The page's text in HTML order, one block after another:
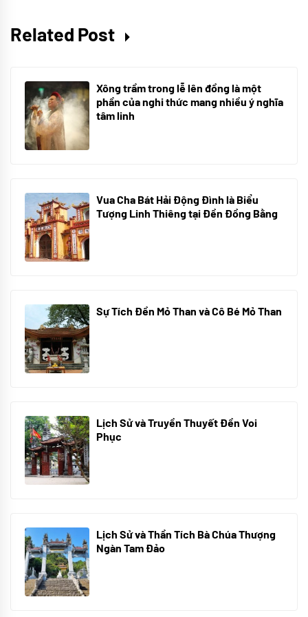
Related Post
Xông trầm trong lễ lên đồng là một
phần của nghi thức mang nhiều ý nghĩa
tâm linh
Vua Cha Bát Hải Động Đình là Biểu
Tượng Linh Thiêng tại Đền Đồng Bằng
Sự Tích Đền Mỏ Than và Cô Bé Mỏ Than
Lịch Sử và Truyền Thuyết Đền Voi
Phục
Lịch Sử và Thần Tích Bà Chúa Thượng
Ngàn Tam Đảo